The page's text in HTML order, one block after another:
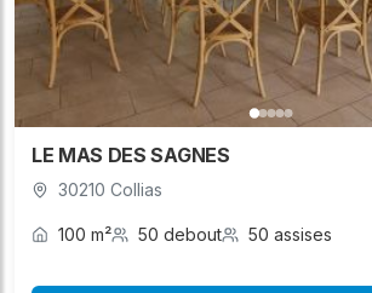
LE MAS DES SAGNES
30210 Collias
100 m² 50 debout 50 assises